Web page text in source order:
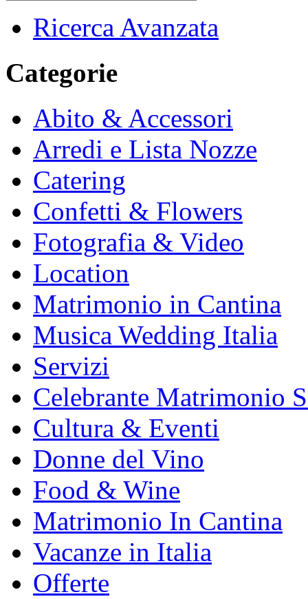
Ricerca Avanzata
Categorie
Abito & Accessori
Arredi e Lista Nozze
Catering
Confetti & Flowers
Fotografia & Video
Location
Matrimonio in Cantina
Musica Wedding Italia
Servizi
Celebrante Matrimonio
Cultura & Eventi
Donne del Vino
Food & Wine
Matrimonio In Cantina
Vacanze in Italia
Offerte